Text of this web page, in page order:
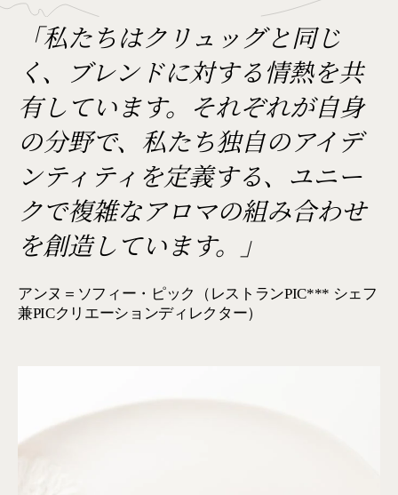
「私たちはクリュッグと同じ
く、ブレンドに対する情熱を共
有しています。それぞれが自身
の分野で、私たち独自のアイデ
ンティティを定義する、ユニー
クで複雑なアロマの組み合わせ
を創造しています。」
アンヌ＝ソフィー・ピック（レストランPIC*** シェフ
兼PICクリエーションディレクター）